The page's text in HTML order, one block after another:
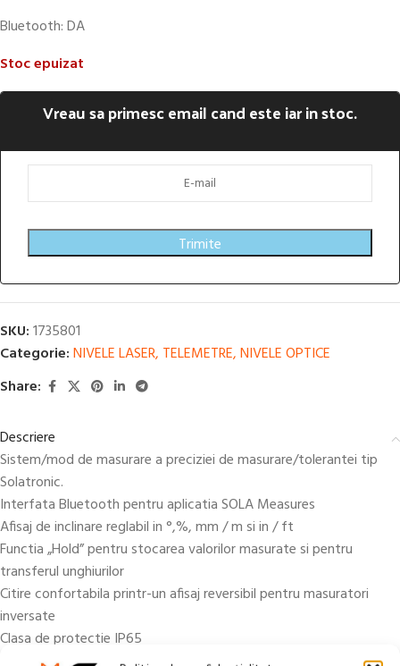
Bluetooth: DA
Stoc epuizat
Vreau sa primesc email cand este iar in stoc.
Trimite
SKU:1735801
Categorie:NIVELE LASER, TELEMETRE, NIVELE OPTICE
Share:
Descriere
Sistem/mod de masurare a preciziei de masurare/tolerantei tip
Solatronic.
Interfata Bluetooth pentru aplicatia SOLA Measures
Afisaj de inclinare reglabil in °,%, mm / m si in / ft
Functia „Hold” pentru stocarea valorilor masurate si pentru
transferul unghiurilor
Citire confortabila printr-un afisaj reversibil pentru masuratori
inversate
Clasa de protectie IP65